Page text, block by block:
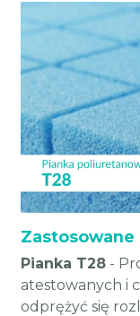
Zastosowane
Pianka T28 -
atestowanych i
odprężyć się